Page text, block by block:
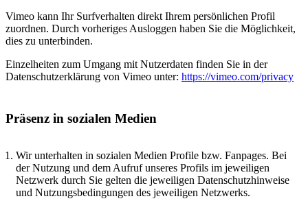
Vimeo kann Ihr Surfverhalten direkt Ihrem persönlichen Profil
zuordnen. Durch vorheriges Ausloggen haben Sie die Möglichkeit,
dies zu unterbinden.
Einzelheiten zum Umgang mit Nutzerdaten finden Sie in der
Datenschutzerklärung von Vimeo unter: https://vimeo.com/privacy
Präsenz in sozialen Medien
Wir unterhalten in sozialen Medien Profile bzw. Fanpages. Bei
der Nutzung und dem Aufruf unseres Profils im jeweiligen
Netzwerk durch Sie gelten die jeweiligen Datenschutzhinweise
und Nutzungsbedingungen des jeweiligen Netzwerks.